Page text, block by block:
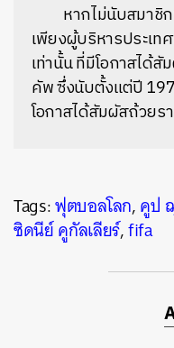
หากไม่นับสมาชิ
เพียงผู้บริหารประเ
เท่านั้น ที่มีโอกาสได้
คัพ ซึ่งนับตั้งแต่ปี
โอกาสได้สัมผัสถ้วยร
Tags:ฟุตบอลโลก,คูป
ซิดนีย์ คูกัลเลียร์,fifa